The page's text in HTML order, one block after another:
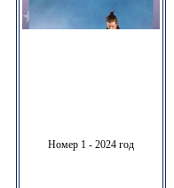
Номер 1 - 2024 год